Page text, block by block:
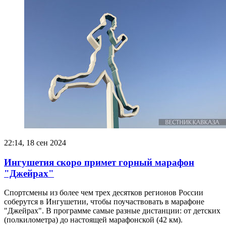
22:14, 18 сен 2024
Ингушетия скоро примет горный марафон
"Джейрах"
Спортсмены из более чем трех десятков регионов России
соберутся в Ингушетии, чтобы поучаствовать в марафоне
"Джейрах". В программе самые разные дистанции: от детских
(полкилометра) до настоящей марафонской (42 км).